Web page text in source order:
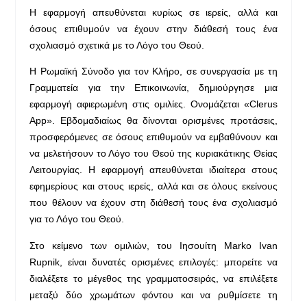
Η εφαρμογή απευθύνεται κυρίως σε ιερείς, αλλά και
όσους επιθυμούν να έχουν στην διάθεσή τους ένα
σχολιασμό σχετικά με το Λόγο του Θεού.
Η Ρωμαϊκή Σύνοδο για τον Κλήρο, σε συνεργασία με τη
Γραμματεία για την Επικοινωνία, δημιούργησε μια
εφαρμογή αφιερωμένη στις ομιλίες. Ονομάζεται «Clerus
App». Εβδομαδιαίως θα δίνονται ορισμένες προτάσεις,
προσφερόμενες σε όσους επιθυμούν να εμβαθύνουν και
να μελετήσουν το Λόγο του Θεού της κυριακάτικης Θείας
Λειτουργίας. Η εφαρμογή απευθύνεται ιδιαίτερα στους
εφημερίους και στους ιερείς, αλλά και σε όλους εκείνους
που θέλουν να έχουν στη διάθεσή τους ένα σχολιασμό
για το Λόγο του Θεού.
Στο κείμενο των ομιλιών, του Ιησουίτη Marko Ivan
Rupnik, είναι δυνατές ορισμένες επιλογές: μπορείτε να
διαλέξετε το μέγεθος της γραμματοσειράς, να επιλέξετε
μεταξύ δύο χρωμάτων φόντου και να ρυθμίσετε τη